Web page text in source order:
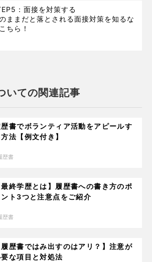
：面接を対策する
ままだと落とされる面接対策を知るな
ちら！
いての関連記事
歴書でボランティア活動をアピールす
法【例文付き】
歴書
最終学歴とは】履歴書への書き方のポ
ント3つと注意点をご紹介
歴書
履歴書ではみ出すのはアリ？】注意が
要な項目と対処法